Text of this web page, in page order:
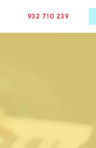
932 710 239